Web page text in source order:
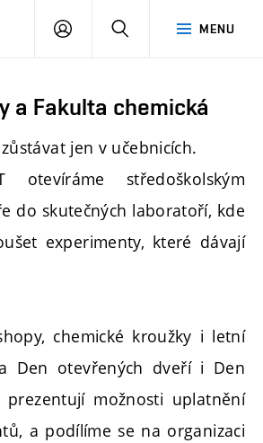
MENU
PŘIHLÁSIT
a Fakulta chemická
jen v učebnicích.
středoškolským
do skutečných laboratoří, kde
experimenty, které dávají
chemické kroužky i letní
Den otevřených dveří i Den
prezentují možnosti uplatnění
a podílíme se na organizaci